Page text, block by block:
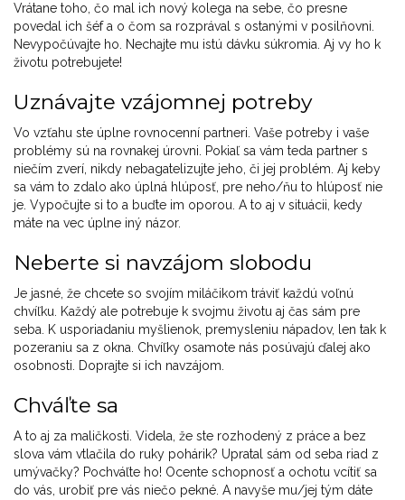
Vrátane toho, čo mal ich nový kolega na sebe, čo presne
povedal ich šéf a o čom sa rozprával s ostanými v posilňovni.
Nevypočúvajte ho. Nechajte mu istú dávku súkromia. Aj vy ho k
životu potrebujete!
Uznávajte vzájomnej potreby
Vo vzťahu ste úplne rovnocenní partneri. Vaše potreby i vaše
problémy sú na rovnakej úrovni. Pokiaľ sa vám teda partner s
niečím zverí, nikdy nebagatelizujte jeho, či jej problém. Aj keby
sa vám to zdalo ako úplná hlúposť, pre neho/ňu to hlúposť nie
je. Vypočujte si to a buďte im oporou. A to aj v situácii, kedy
máte na vec úplne iný názor.
Neberte si navzájom slobodu
Je jasné, že chcete so svojím miláčikom tráviť každú voľnú
chvíľku. Každý ale potrebuje k svojmu životu aj čas sám pre
seba. K usporiadaniu myšlienok, premysleniu nápadov, len tak k
pozeraniu sa z okna. Chvíľky osamote nás posúvajú ďalej ako
osobnosti. Doprajte si ich navzájom.
Chváľte sa
A to aj za maličkosti. Videla, že ste rozhodený z práce a bez
slova vám vtlačila do ruky pohárik? Upratal sám od seba riad z
umývačky? Pochváľte ho! Ocente schopnosť a ochotu vcítiť sa
do vás, urobiť pre vás niečo pekné. A navyše mu/jej tým dáte